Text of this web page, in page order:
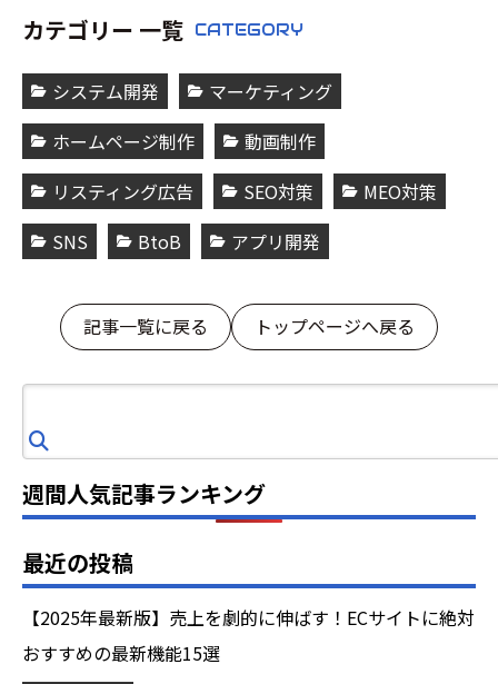
カテゴリー 一覧 CATEGORY
システム開発
マーケティング
ホームページ制作
動画制作
リスティング広告
SEO対策
MEO対策
SNS
BtoB アプリ開発
記事一覧に戻る トップページへ戻る
索
週間人気記事ランキング
最近の投稿
【2025年最新版】売上を劇的に伸ばす！ECサイトに絶対
おすすめの最新機能15選